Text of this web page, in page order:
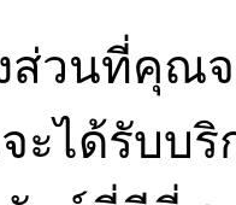
วนที่คุณจ
ะได้รับบ